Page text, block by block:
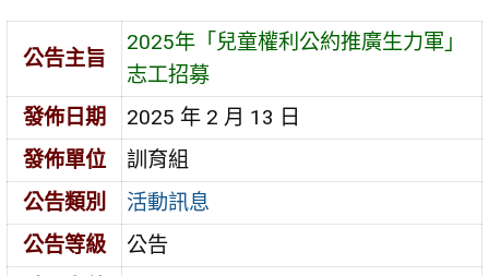
公告主旨
2025年「兒童權利公約推廣生力軍」
志工招募
發佈日期
2025 年 2 月 13 日
發佈單位
訓育組
公告類別
活動訊息
公告等級
公告